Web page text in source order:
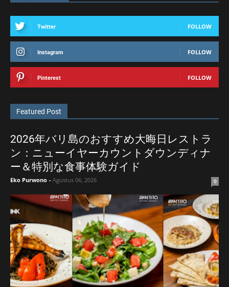
Twitter FOLLOW
Instagram FOLLOW
Pinterest FOLLOW
Featured Post
2026年バリ島のおすすめ大晦日レストラ
ン：ニューイヤーカウントダウンディナ
ー＆特別な食事体験ガイド
Eko Purwono - Agustus 06, 2026 0